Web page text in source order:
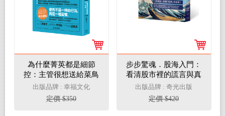
為什麼菁英都是細節
控：主管很想送給菜鳥
的一本書
出版品牌 : 幸福文化
定價 $350
步步驚魂．股海入門：
看清股市裡的謊言與真
相，日本暢銷20年的零
焦慮投資法
出版品牌 : 奇光出版
定價 $420